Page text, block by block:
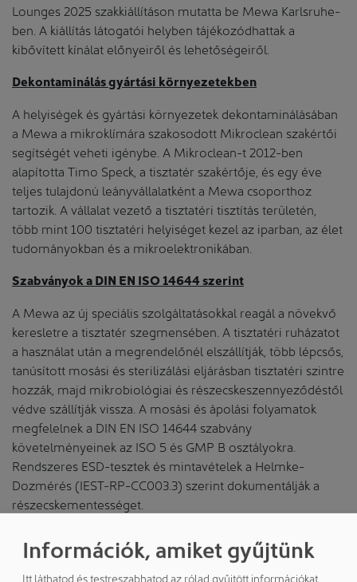
Lounges 2025 szakkiállításon mutatta be Mewa Karlsruhe-
ben. A kiállítás látogatói helyben tájékozódhattak a
kibővített kínálat előnyeiről és lehetőségeiről.
Dekontaminálás gyártási környezetekben
A helyiségek és gyártási környezetek dekontaminálásában
a Mewa a mikroklímára szakosodott Mikroclean szakértői
segítségét veheti igénybe. A Mikroclean-t 2012-ben
alapította Timo Speck, a tisztatér szakértője, és egy éve
teljes tulajdonú leányvállalatként a Mewa csoporthoz
tartozik. A vállalat vezető a tisztatéri tisztítás területén,
több mint 100 tisztatéri helyiséget kezel az iparban, az élet
tudományokban és a mikroelektronikában.
Szabványok a DIN EN ISO 14644 szerint
A Mewa az új speciális szolgáltatásokkal reagál a növekvő
keresletre a tisztatér szegmensében. A tisztatéri ruházatot
a használat után a megrendelőnél elszállítják, több lépcsős,
tanúsított mosási és sterilizálási eljárásban tisztatéri szintre
hozzák, majd mikrobiológiai és részecskeszennyeződéstől
védve szállítják vissza. A mosási és ápolási folyamatok
megfelelnek a DIN EN ISO 14644 szabvány
követelményeinek az ISO 5 és GMP B osztályokra.
Rendszeres ESD-tesztek és mintavételek a Helmke-
Dozmérés (IEST-RP-CC003.3) szerint dokumentálják a
részecskementességet.
A Mewa Cleanroom tisztatéri ruházata poliészter-
Információk, amiket gyűjtünk
Itt láthatod és testreszabhatod az rólad gyűjtött információkat.